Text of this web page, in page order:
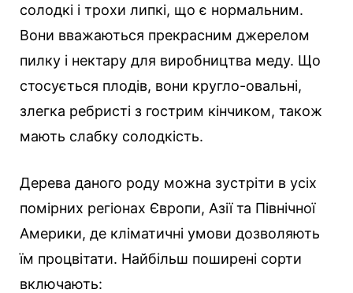
солодкі і трохи липкі, що є нормальним.
Вони вважаються прекрасним джерелом
пилку і нектару для виробництва меду. Що
стосується плодів, вони кругло-овальні,
злегка ребристі з гострим кінчиком, також
мають слабку солодкість.
Дерева даного роду можна зустріти в усіх
помірних регіонах Європи, Азії та Північної
Америки, де кліматичні умови дозволяють
їм процвітати. Найбільш поширені сорти
включають: